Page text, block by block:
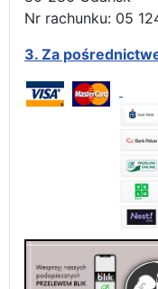
Nr rachunku: 05
3. Za